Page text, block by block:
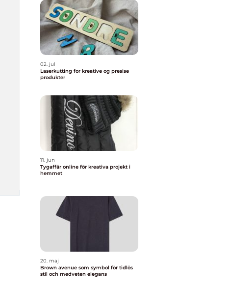
02. jul
Laserkutting for kreative og presise
produkter
11. jun
Tygaffär online för kreativa projekt i
hemmet
20. maj
Brown avenue som symbol för tidlös
stil och medveten elegans